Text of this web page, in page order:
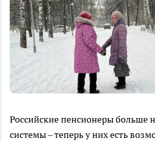
Российские пенсионеры больше
системы – теперь у них есть